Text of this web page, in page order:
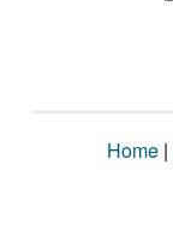
Home |